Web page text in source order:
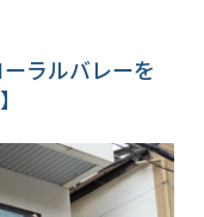
ラルバレーを